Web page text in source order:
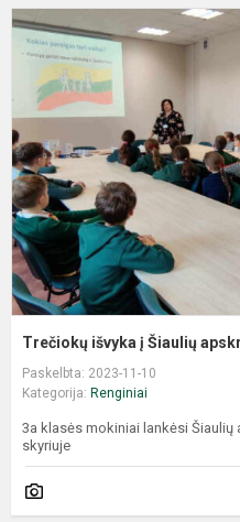
Trečiokų išvyka į Šiaulių
Paskelbta: 2023-11-10
Kategorija: Renginiai
3a klasės mokiniai lankėsi
skyriuje